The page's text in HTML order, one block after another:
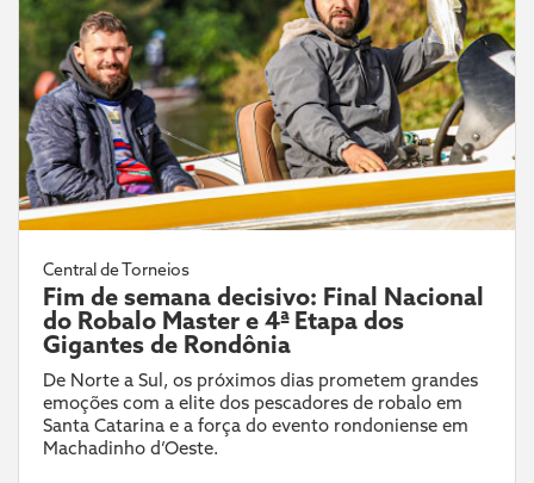
Central de Torneios
Fim de semana decisivo: Final Nacional
do Robalo Master e 4ª Etapa dos
Gigantes de Rondônia
De Norte a Sul, os próximos dias prometem grandes
emoções com a elite dos pescadores de robalo em
Santa Catarina e a força do evento rondoniense em
Machadinho d’Oeste.